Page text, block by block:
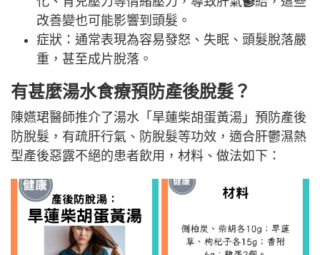
改善變也可能影響到頭髮。
症狀：通常表現為容易發怒、失眠、頭髮脫落嚴
重，甚至成片脫落。
有甚麼湯水食療預防產後脫髮？
陳嬿珺醫師推介了湯水「旱蓮柴胡蛋黃湯」預防產後
防脫髮，有疏肝行氣、防脫髮等功效，適合肝鬱濕熱
型產後惡露不絕的患者飲用，材料、做法如下：